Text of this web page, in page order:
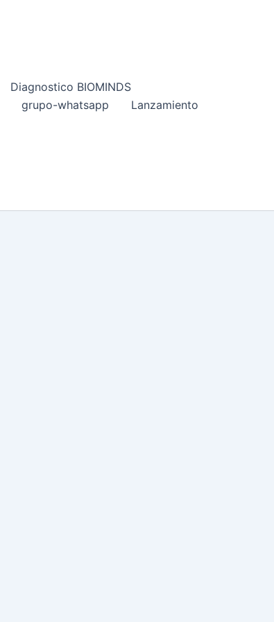
Diagnostico BIOMINDS
grupo-whatsapp
Lanzamiento